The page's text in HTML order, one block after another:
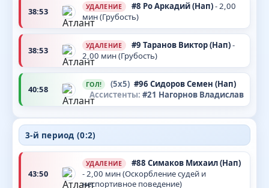
38:53 УДАЛЕНИЕ #8 Ро Аркадий(Нап)- 2,00
мин (Грубость)
38:53 УДАЛЕНИЕ #9 Таранов Виктор(Нап)-
2,00 мин (Грубость)
40:58 ГОЛ! (5x5) #96Сидоров Семен(Нап)
Ассистенты: #21 Нагорнов Владислав
3-й период (0:2)
43:50
УДАЛЕНИЕ #88 Симаков Михаил(Нап)
- 2,00 мин (Оскорбление судей и
неспортивное поведение)